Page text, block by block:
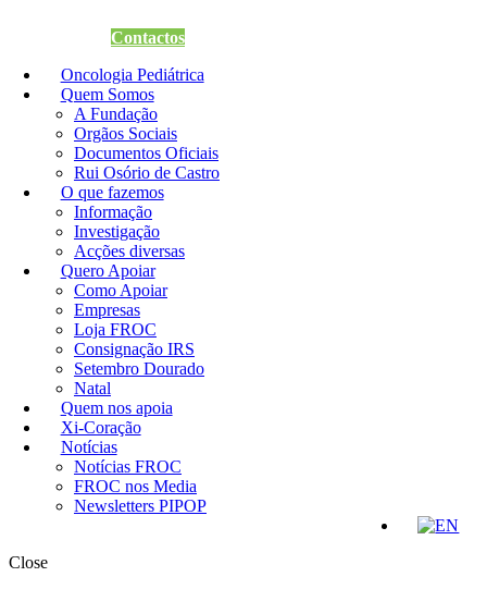
Contactos
Oncologia Pediátrica
Quem Somos
A Fundação
Orgãos Sociais
Documentos Oficiais
Rui Osório de Castro
O que fazemos
Informação
Investigação
Acções diversas
Quero Apoiar
Como Apoiar
Empresas
Loja FROC
Consignação IRS
Setembro Dourado
Natal
Quem nos apoia
Xi-Coração
Notícias
Notícias FROC
FROC nos Media
Newsletters PIPOP
Close